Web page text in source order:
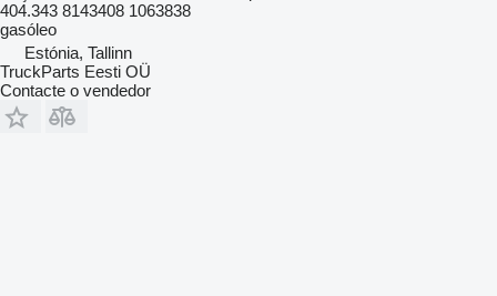
404.343 8143408 1063838
gasóleo
Estónia, Tallinn
TruckParts Eesti OÜ
Contacte o vendedor